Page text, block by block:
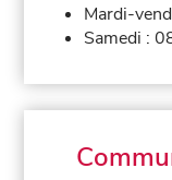
Mardi-
Samedi :